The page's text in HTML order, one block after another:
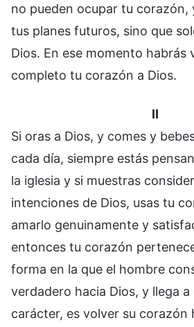
no pueden ocupar tu corazón,
tus planes futuros, sino que
Dios. En ese momento habrás
completo tu corazón a Dios.
II
Si oras a Dios, y comes y
cada día, siempre estás
la iglesia y si muestras
intenciones de Dios, usas tu
amarlo genuinamente y
entonces tu corazón
forma en la que el hombre
verdadero hacia Dios, y llega a
carácter, es volver su corazón